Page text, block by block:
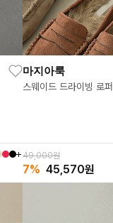
마지아룩
스웨이드 드라이빙 로퍼
49,000원
7% 45,570원